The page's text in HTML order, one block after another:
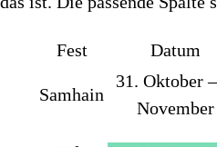
Fest Datum
Samhain
31. Oktober
November